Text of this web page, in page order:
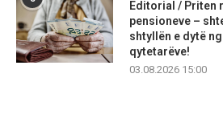
Editorial / Priten
pensioneve –
shtyllën e dytë
qytetarëve!
03.08.2026 15:00